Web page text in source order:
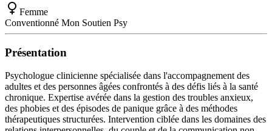
Femme
Conventionné Mon Soutien Psy
Présentation
Psychologue clinicienne spécialisée dans l'accompagnement des
adultes et des personnes âgées confrontés à des défis liés à la santé
chronique. Expertise avérée dans la gestion des troubles anxieux,
des phobies et des épisodes de panique grâce à des méthodes
thérapeutiques structurées. Intervention ciblée dans les domaines des